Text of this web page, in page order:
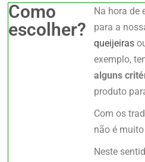
Como
escolher?
Na hora de
para a
queijeiras
exemplo,
alguns
produto
Com os
não é
Neste